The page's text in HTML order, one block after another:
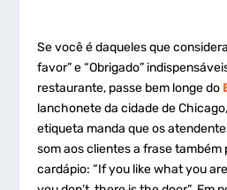
Se você é daqueles que
favor” e “Obrigado”
restaurante, passe bem longe do
lanchonete da cidade de
etiqueta manda que os
som aos clientes a frase também
cardápio: “If you like what you